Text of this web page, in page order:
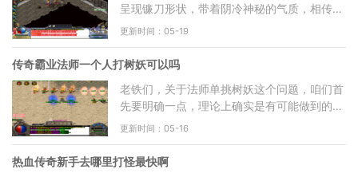
呈现镰刀形状，带着阴冷神秘的气质，相传是
由上古腾蛇的骸骨打造而成，因此天生带着一
更新时间：05-19
传奇霸业法师一个人打树妖可以吗
老铁们，关于法师单挑树妖这个问题，咱们首
先要明确一点，理论上确实是有可能做到的，
但这对咱们的装备、属性和操作水平都有相当
更新时间：05-16
热血传奇新手去哪里打怪最快啊